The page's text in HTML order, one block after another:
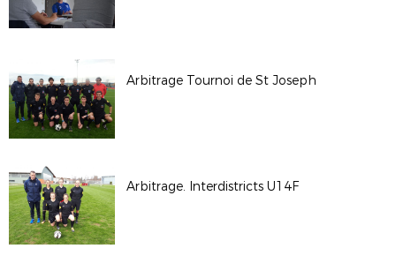
Arbitrage Tournoi de St Joseph
Arbitrage. Interdistricts U14F